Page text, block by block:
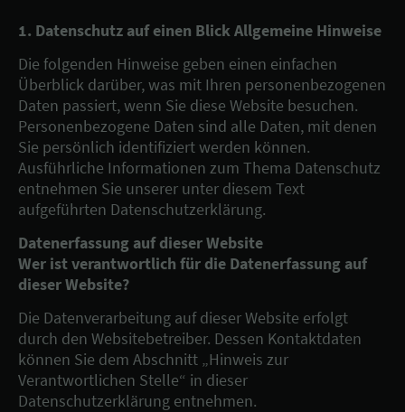
1. Datenschutz auf einen Blick Allgemeine Hinweise
Die folgenden Hinweise geben einen einfachen
Überblick darüber, was mit Ihren personenbezogenen
Daten passiert, wenn Sie diese Website besuchen.
Personenbezogene Daten sind alle Daten, mit denen
Sie persönlich identifiziert werden können.
Ausführliche Informationen zum Thema Datenschutz
entnehmen Sie unserer unter diesem Text
aufgeführten Datenschutzerklärung.
Datenerfassung auf dieser Website
Wer ist verantwortlich für die Datenerfassung auf
dieser Website?
Die Datenverarbeitung auf dieser Website erfolgt
durch den Websitebetreiber. Dessen Kontaktdaten
können Sie dem Abschnitt „Hinweis zur
Verantwortlichen Stelle“ in dieser
Datenschutzerklärung entnehmen.